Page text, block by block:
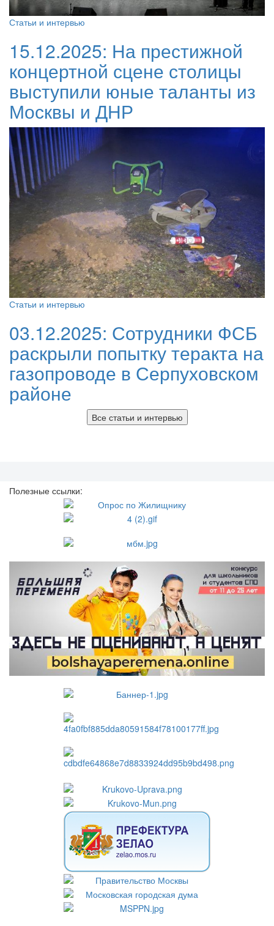
Статьи и интервью
15.12.2025: На престижной
концертной сцене столицы
выступили юные таланты из
Москвы и ДНР
Статьи и интервью
03.12.2025: Сотрудники ФСБ
раскрыли попытку теракта на
газопроводе в Серпуховском
районе
Все статьи и интервью
Полезные ссылки: